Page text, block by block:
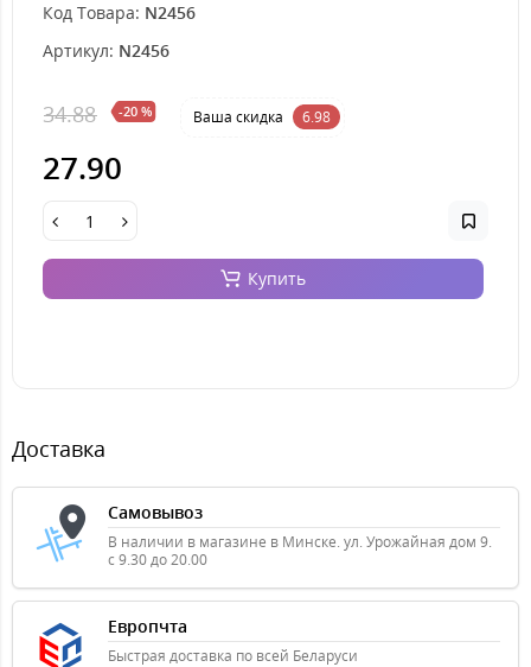
Код Товара: N2456
Артикул: N2456
34.88 -20 % Ваша cкидка 6.98
27.90
Купить
Доставка
Самовывоз
В наличии в магазине в Минске. ул. Урожайная дом 9.
с 9.30 до 20.00
Европчта
Быстрая доставка по всей Беларуси